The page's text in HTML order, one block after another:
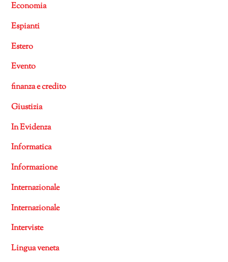
Economia
Espianti
Estero
Evento
finanza e credito
Giustizia
In Evidenza
Informatica
Informazione
Internazionale
Internazionale
Interviste
Lingua veneta